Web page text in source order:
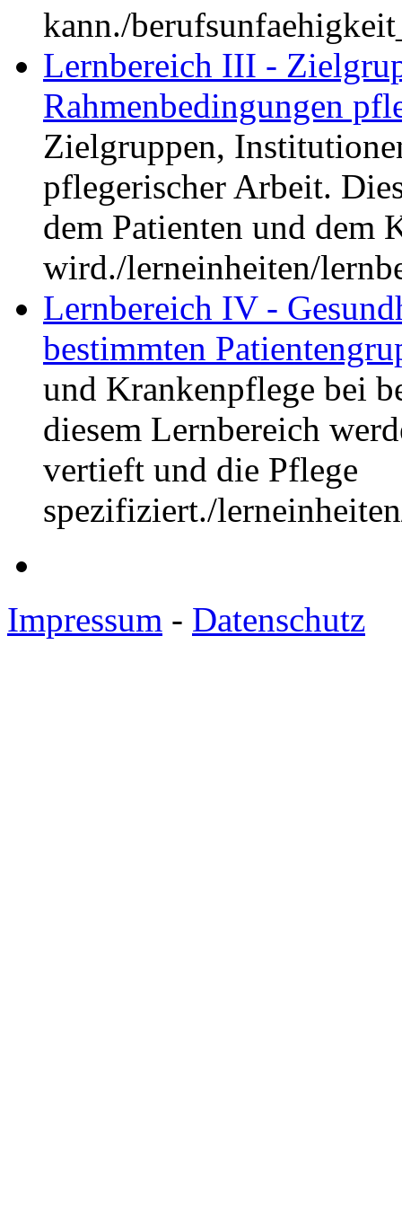
kann./
Lernbereich III -
Rahmenbedingungen
Zielgruppen,
pflegerischer Arbeit.
dem Patienten und dem
wird./lerneinheiten/
Lernbereich IV -
bestimmten
und Krankenpflege bei
diesem Lernbereich
vertieft und die Pflege
spezifiziert./
Impressum - Datenschutz